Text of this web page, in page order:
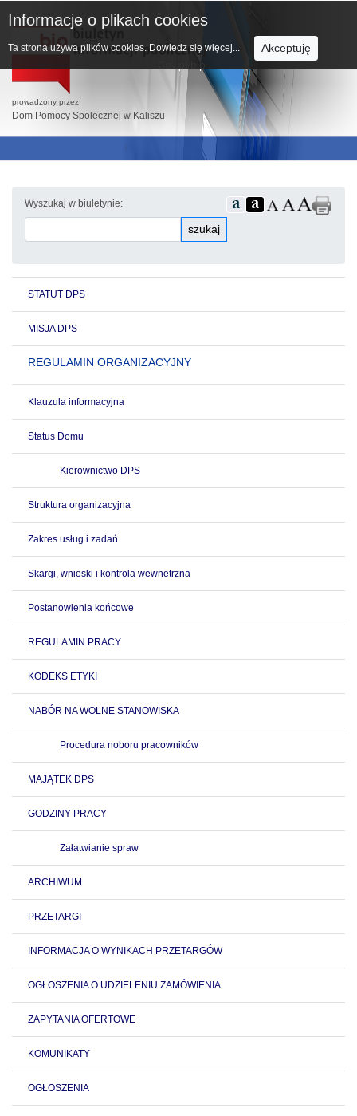
prowadzony przez:
Dom Pomocy Społecznej w Kaliszu
Wyszukaj w biuletynie:
szukaj
STATUT DPS
MISJA DPS
REGULAMIN ORGANIZACYJNY
Klauzula informacyjna
Status Domu
Kierownictwo DPS
Struktura organizacyjna
Zakres usług i zadań
Skargi, wnioski i kontrola wewnetrzna
Postanowienia końcowe
REGULAMIN PRACY
KODEKS ETYKI
NABÓR NA WOLNE STANOWISKA
Procedura noboru pracowników
MAJĄTEK DPS
GODZINY PRACY
Załatwianie spraw
ARCHIWUM
PRZETARGI
INFORMACJA O WYNIKACH PRZETARGÓW
OGŁOSZENIA O UDZIELENIU ZAMÓWIENIA
ZAPYTANIA OFERTOWE
KOMUNIKATY
OGŁOSZENIA
Informacje o plikach cookies
Ta strona używa plików cookies. Dowiedz się więcej... Akceptuję